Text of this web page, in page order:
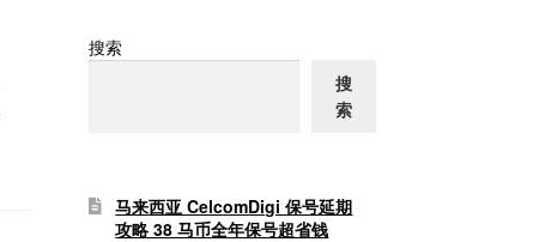
搜索
搜
索
马来西亚 CelcomDigi 保号延期
攻略 38 马币全年保号超省钱